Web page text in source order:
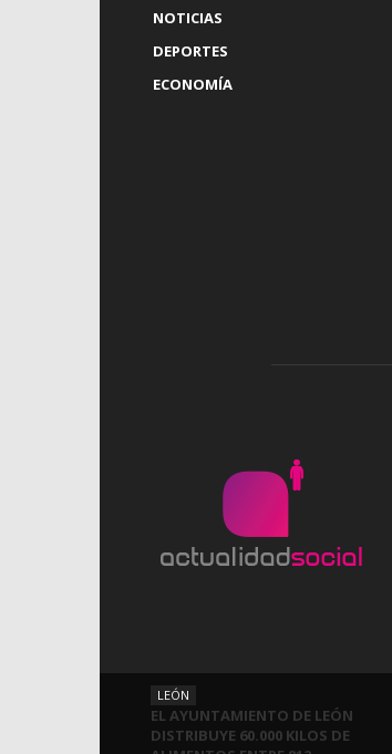
NOTICIAS
DEPORTES
ECONOMÍA
LEÓN
EL AYUNTAMIENTO DE LEÓN
DISTRIBUYE 60.000 KILOS DE